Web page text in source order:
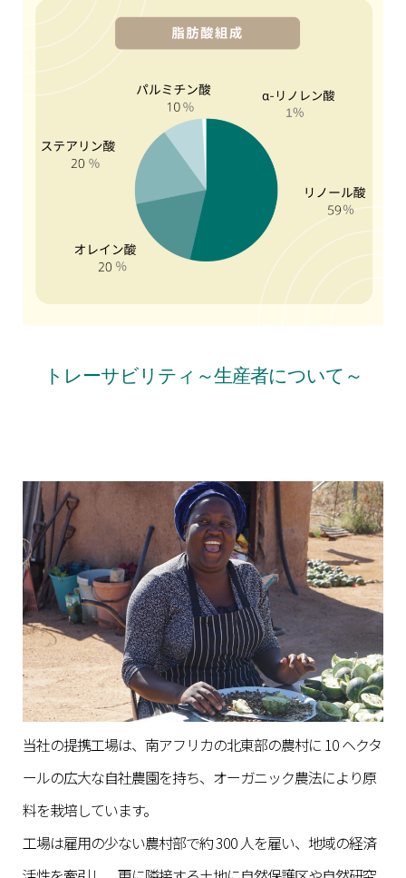
トレーサビリティ～生産者について～
当社の提携工場は、南アフリカの北東部の農村に 10 ヘクタ
ールの広大な自社農園を持ち、オーガニック農法により原
料を栽培しています。
工場は雇用の少ない農村部で約 300 人を雇い、地域の経済